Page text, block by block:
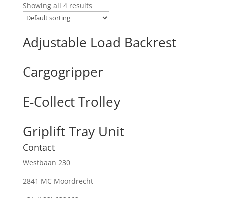
Showing all 4 results
Adjustable Load Backrest
Cargogripper
E-Collect Trolley
Griplift Tray Unit
Contact
Westbaan 230
2841 MC Moordrecht